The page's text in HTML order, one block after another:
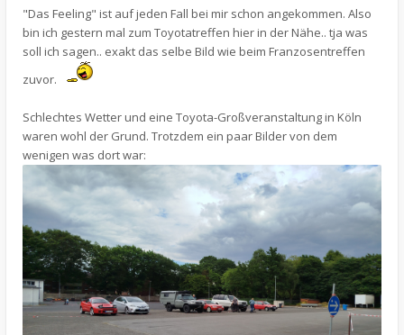
"Das Feeling" ist auf jeden Fall bei mir schon angekommen. Also
bin ich gestern mal zum Toyotatreffen hier in der Nähe.. tja was
soll ich sagen.. exakt das selbe Bild wie beim Franzosentreffen
zuvor.
Schlechtes Wetter und eine Toyota-Großveranstaltung in Köln
waren wohl der Grund. Trotzdem ein paar Bilder von dem
wenigen was dort war: